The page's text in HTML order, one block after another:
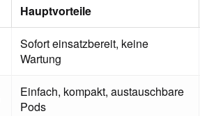
Hauptvorteile
Sofort einsatzbereit, keine
Wartung
Einfach, kompakt, austauschbare
Pods